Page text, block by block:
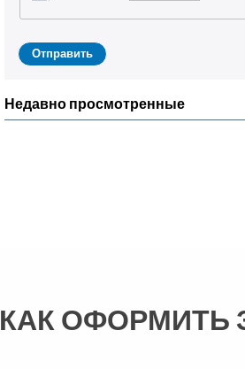
Недавно просмотренные
КАК ОФОРМИТЬ